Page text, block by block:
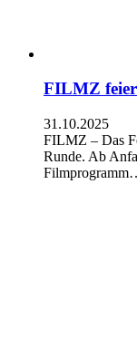
FILMZ
31.10.2025
FILMZ – Das
Runde. Ab